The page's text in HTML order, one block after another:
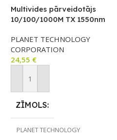
Multivides pārveidotājs
10/100/1000M TX 1550nm
PLANET TECHNOLOGY
CORPORATION
24,55 €
Pievienot Grozam
ZĪMOLS
PLANET TECHNOLOGY